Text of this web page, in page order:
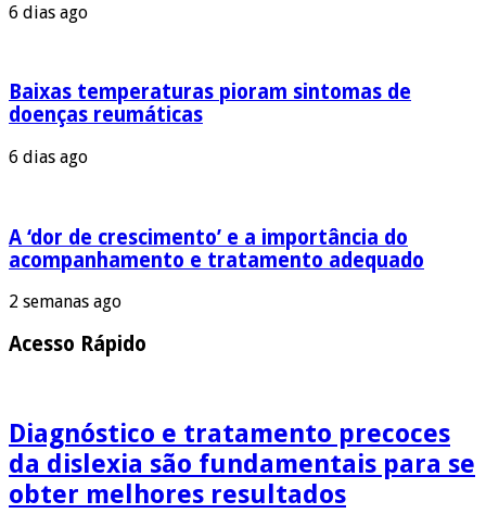
6 dias ago
Baixas temperaturas pioram sintomas de
doenças reumáticas
6 dias ago
A ‘dor de crescimento’ e a importância do
acompanhamento e tratamento adequado
2 semanas ago
Acesso Rápido
Diagnóstico e tratamento precoces
da dislexia são fundamentais para se
obter melhores resultados